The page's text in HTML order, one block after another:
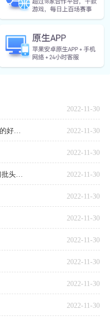
下一篇：SH6.35六角批咀
2022-11-30
批头什么材质好？怎么分辨批头的好坏？ 2022-11-30
2022-11-30
电动螺丝刀怎么换头 电动螺丝刀批头更换方法 2022-11-30
2022-11-30
2022-11-30
2022-11-30
2022-11-30
2022-11-30
2022-11-30